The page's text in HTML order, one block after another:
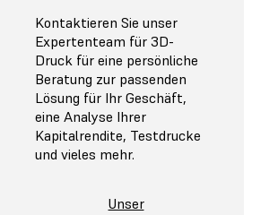
Kontaktieren Sie unser
Expertenteam für 3D-
Druck für eine persönliche
Beratung zur passenden
Lösung für Ihr Geschäft,
eine Analyse Ihrer
Kapitalrendite, Testdrucke
und vieles mehr.
Unser